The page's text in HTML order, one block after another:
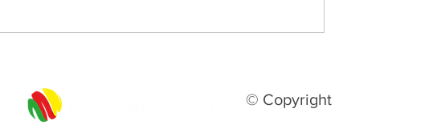
Guarany de Bagé detalha
contas de 2026 e avalia
temporada
anuncia reforço para
sequência dos trabalhos
© Copyright